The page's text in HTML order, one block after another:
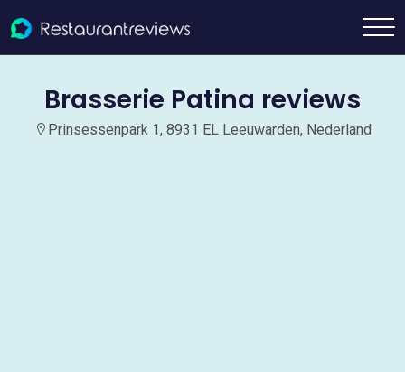
Brasserie Patina reviews
Prinsessenpark 1, 8931 EL Leeuwarden, Nederland